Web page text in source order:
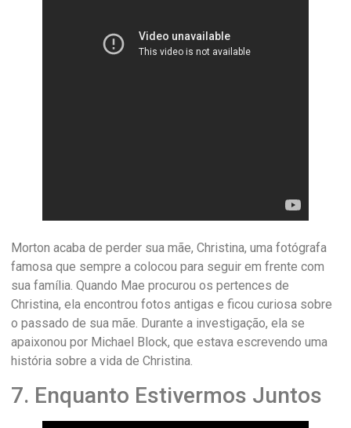
Morton acaba de perder sua mãe, Christina, uma fotógrafa
famosa que sempre a colocou para seguir em frente com
sua família. Quando Mae procurou os pertences de
Christina, ela encontrou fotos antigas e ficou curiosa sobre
o passado de sua mãe. Durante a investigação, ela se
apaixonou por Michael Block, que estava escrevendo uma
história sobre a vida de Christina.
7. Enquanto Estivermos Juntos